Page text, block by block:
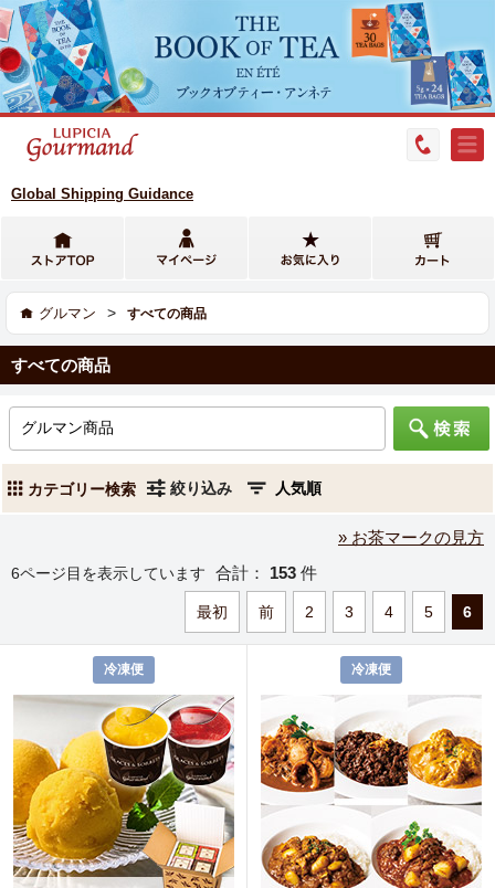
Global Shipping Guidance
グルマン > すべての商品
すべての商品
カテゴリー検索 絞り込み
» お茶マークの見方
6ページ目を表示しています 合計： 153 件
最初 前 2 3 4 5 6
冷凍便 冷凍便